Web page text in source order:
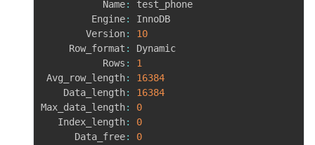
           Name
:
test_phone
         Engine
:
InnoDB
        Version
:
10
     Row_format
:
Dynamic
           Rows
:
1
Avg_row_length:
16384
    Data_length
:
16384
Max_data_length:
0
   Index_length
:
0
      Data_free
:
0